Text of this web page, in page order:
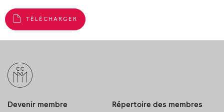
TÉLÉCHARGER
Devenir membre Répertoire des membres